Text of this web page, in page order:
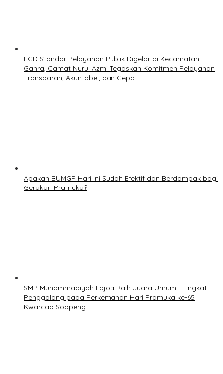
FGD Standar Pelayanan Publik Digelar di Kecamatan
Ganra, Camat Nurul Azmi Tegaskan Komitmen Pelayanan
Transparan, Akuntabel, dan Cepat
Apakah BUMGP Hari Ini Sudah Efektif dan Berdampak bagi
Gerakan Pramuka?
SMP Muhammadiyah Lajoa Raih Juara Umum I Tingkat
Penggalang pada Perkemahan Hari Pramuka ke-65
Kwarcab Soppeng